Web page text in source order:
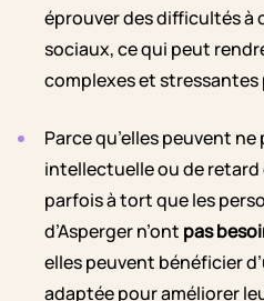
éprouver des difficultés à
sociaux, ce qui peut
complexes et stressantes
Parce qu’elles peuvent
intellectuelle ou de retard
parfois à tort que les
d’Asperger n’ont pas
elles peuvent bénéficier
adaptée pour améliorer